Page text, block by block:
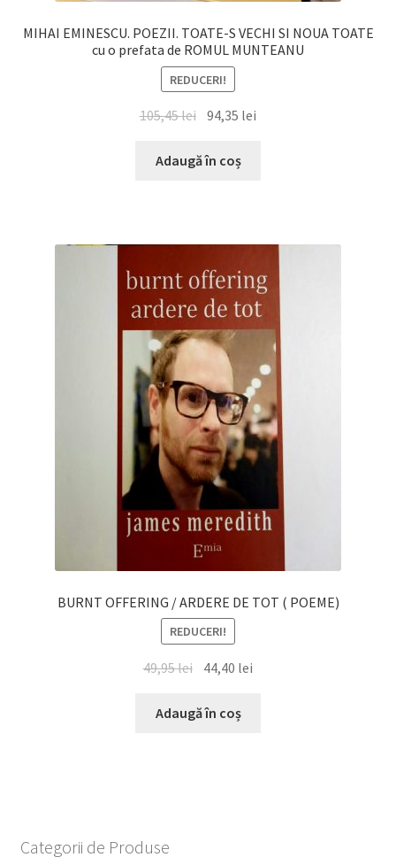
MIHAI EMINESCU. POEZII. TOATE-S VECHI SI NOUA TOATE
cu o prefata de ROMUL MUNTEANU
REDUCERI!
105,45lei Prețul
a
94,35 lei
Adaugă în coș
BURNT OFFERING / ARDERE DE TOT ( POEME)
REDUCERI!
49,95lei Prețul
a
44,40 lei
Adaugă în coș
Categorii de Produse